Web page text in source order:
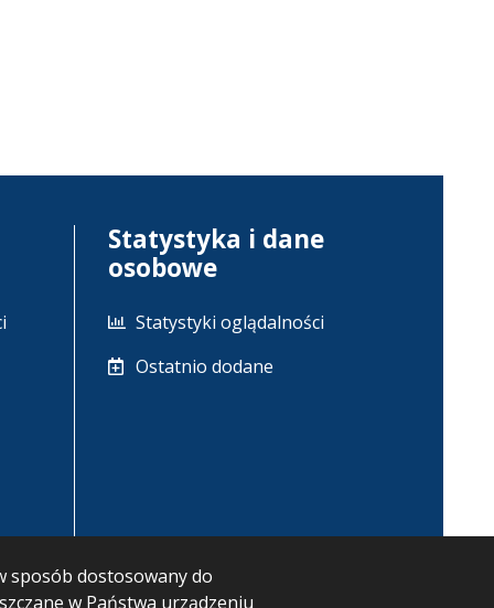
sposób dostosowany do
w Państwa urządzeniu
Statystyka i dane
osobowe
Statystyki oglądalności
Ostatnio dodane